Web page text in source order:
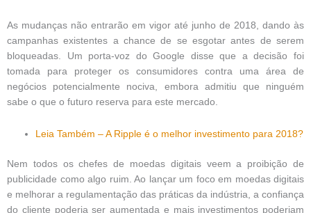
As mudanças não entrarão em vigor até junho de 2018, dando às
campanhas existentes a chance de se esgotar antes de serem
bloqueadas. Um porta-voz do Google disse que a decisão foi
tomada para proteger os consumidores contra uma área de
negócios potencialmente nociva, embora admitiu que ninguém
sabe o que o futuro reserva para este mercado.
Leia Também – A Ripple é o melhor investimento para 2018?
Nem todos os chefes de moedas digitais veem a proibição de
publicidade como algo ruim. Ao lançar um foco em moedas digitais
e melhorar a regulamentação das práticas da indústria, a confiança
do cliente poderia ser aumentada e mais investimentos poderiam